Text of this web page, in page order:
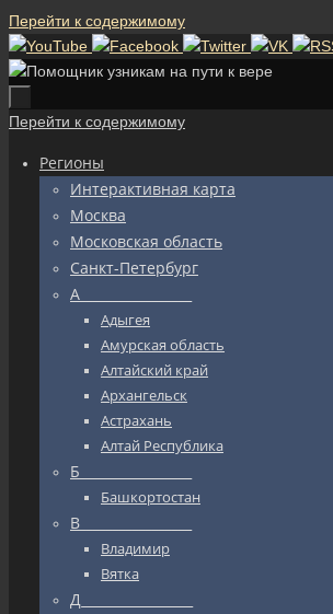
Перейти к содержимому
Перейти к содержимому
Регионы
Интерактивная карта
Москва
Московская область
Санкт-Петербург
А_________________
Адыгея
Амурская область
Алтайский край
Архангельск
Астрахань
Алтай Республика
Б_________________
Башкортостан
В_________________
Владимир
Вятка
Д_________________